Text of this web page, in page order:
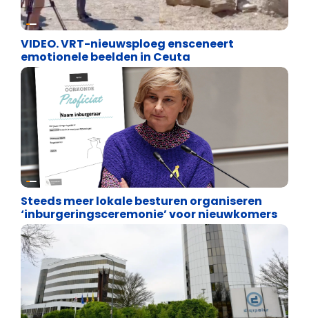
Cultuuroorlog
VIDEO. VRT-nieuwsploeg ensceneert
emotionele beelden in Ceuta
Binnenland politiek
Steeds meer lokale besturen organiseren
‘inburgeringsceremonie’ voor nieuwkomers